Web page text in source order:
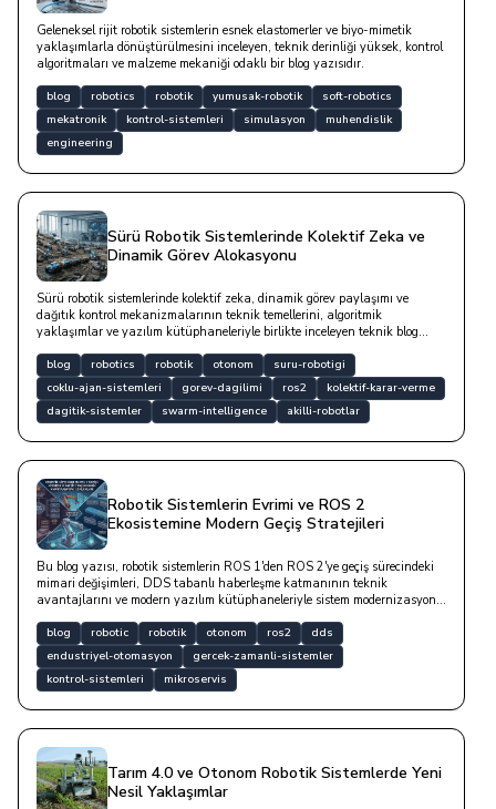
Geleneksel rijit robotik sistemlerin esnek elastomerler ve biyo-mimetik
yaklaşımlarla dönüştürülmesini inceleyen, teknik derinliği yüksek, kontrol
algoritmaları ve malzeme mekaniği odaklı bir blog yazısıdır.
blog robotics robotik yumusak-robotik
soft-robotics
mekatronik
kontrol-sistemleri simulasyon
muhendislik
engineering
Sürü Robotik Sistemlerinde Kolektif Zeka ve
Dinamik Görev Alokasyonu
Sürü robotik sistemlerinde kolektif zeka, dinamik görev paylaşımı ve
dağıtık kontrol mekanizmalarının teknik temellerini, algoritmik
yaklaşımlar ve yazılım kütüphaneleriyle birlikte inceleyen teknik blog
blog robotics robotik otonom
suru-robotigi
coklu-ajan-sistemleri
gorev-dagilimi ros2
kolektif-karar-verme
dagitik-sistemler
swarm-intelligence akilli-robotlar
Robotik Sistemlerin Evrimi ve ROS 2
Ekosistemine Modern Geçiş Stratejileri
Bu blog yazısı, robotik sistemlerin ROS 1'den ROS 2'ye geçiş sürecindeki
mimari değişimleri, DDS tabanlı haberleşme katmanının teknik
avantajlarını ve modern yazılım kütüphaneleriyle sistem modernizasyonu
blog robotic robotik otonom ros2
dds
endustriyel-otomasyon
gercek-zamanli-sistemler
kontrol-sistemleri
mikroservis
Tarım 4.0 ve Otonom Robotik Sistemlerde Yeni
Nesil Yaklaşımlar